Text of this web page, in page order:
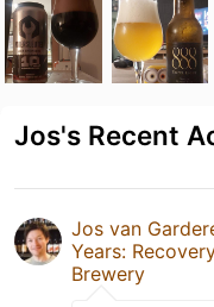
Jos's Recent
Jos van
Years:
Brewery